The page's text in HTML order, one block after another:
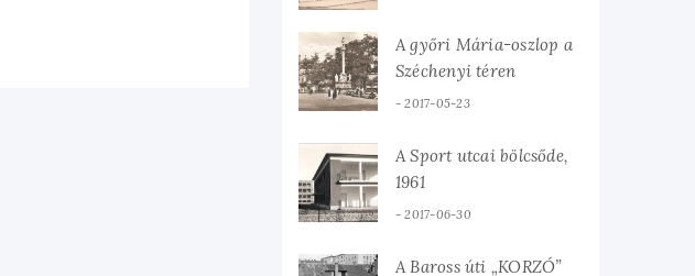
A győri Mária-oszlop a
Széchenyi téren
2017-05-23
A Sport utcai bölcsőde,
1961
2017-06-30
A Baross úti „KORZÓ”